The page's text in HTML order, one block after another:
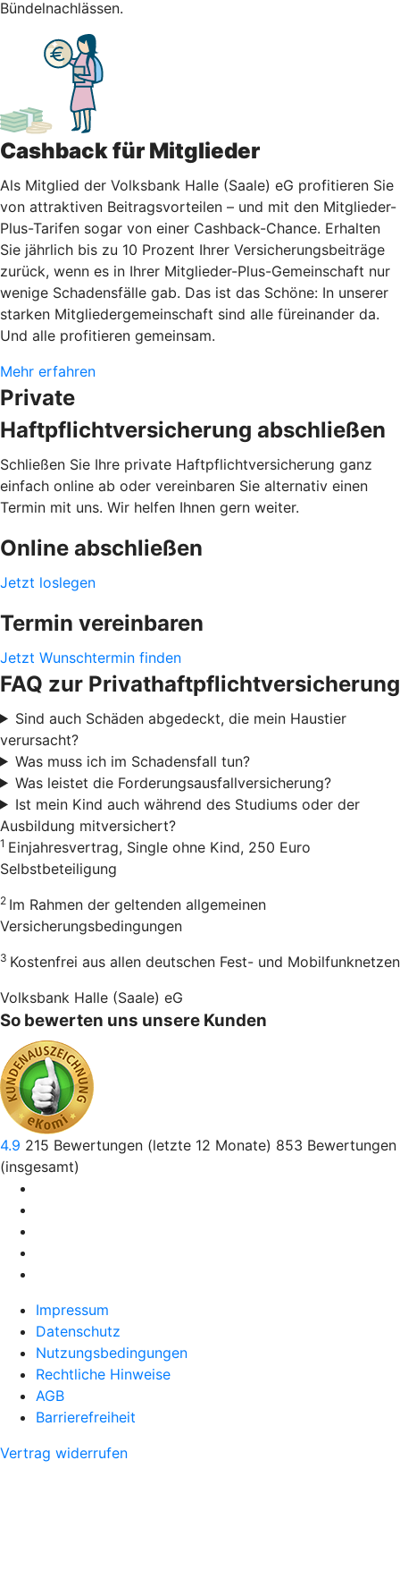
Bündelnachlässen.
Cashback für Mitglieder
Als Mitglied der Volksbank Halle (Saale) eG profitieren Sie
von attraktiven Beitragsvorteilen – und mit den Mitglieder-
Plus-Tarifen sogar von einer Cashback-Chance. Erhalten
Sie jährlich bis zu 10 Prozent Ihrer Versicherungsbeiträge
zurück, wenn es in Ihrer Mitglieder-Plus-Gemeinschaft nur
wenige Schadensfälle gab. Das ist das Schöne: In unserer
starken Mitgliedergemeinschaft sind alle füreinander da.
Und alle profitieren gemeinsam.
Mehr erfahren
Private
Haftpflichtversicherung abschließen
Schließen Sie Ihre private Haftpflichtversicherung ganz
einfach online ab oder vereinbaren Sie alternativ einen
Termin mit uns. Wir helfen Ihnen gern weiter.
Online abschließen
Jetzt loslegen
Termin vereinbaren
Jetzt Wunschtermin finden
FAQ zur Privathaftpflichtversicherung
Sind auch Schäden abgedeckt, die mein Haustier
verursacht?
Was muss ich im Schadensfall tun?
Was leistet die Forderungsausfallversicherung?
Ist mein Kind auch während des Studiums oder der
Ausbildung mitversichert?
1 Einjahresvertrag, Single ohne Kind, 250 Euro
Selbstbeteiligung
2 Im Rahmen der geltenden allgemeinen
Versicherungsbedingungen
3 Kostenfrei aus allen deutschen Fest- und Mobilfunknetzen
Volksbank Halle (Saale) eG
So bewerten uns unsere Kunden
4.9 215 Bewertungen (letzte 12 Monate) 853 Bewertungen
(insgesamt)
Impressum
Datenschutz
Nutzungsbedingungen
Rechtliche Hinweise
AGB
Barrierefreiheit
Vertrag widerrufen